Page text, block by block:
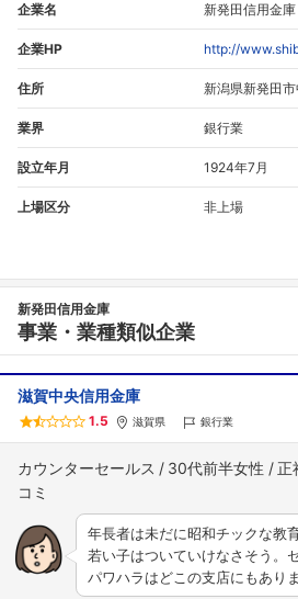
企業名 新発田信用金庫
企業HP http://
住所 新潟県新発田
業界 銀行業
設立年月 1924年7月
上場区分 非上場
新発田信用金庫
事業・業種類似企業
滋賀中央信用金庫
1.5 滋賀県 銀行業
カウンターセールス 30代前半女性 正
年長者は未だに昭和チックな教
若い子はついていけなさそう。
パワハラはどこの支店にもあり